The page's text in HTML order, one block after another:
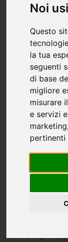
Noi
Questo
la tua
seguenti
di base
migliore
misurare
e servizi
marketing,
pertinenti
Il
generale
Il mercato
acquistare
immobili è
indipendenti.
coloro che
investitori
Uno dei